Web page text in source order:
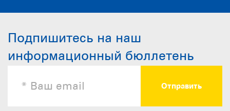
Подпишитесь на наш
информационный бюллетень